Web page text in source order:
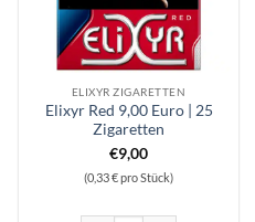
ELIXYR ZIGARETTEN
Elixyr Red 9,00 Euro | 25
Zigaretten
€9,00
(0,33 € pro Stück)